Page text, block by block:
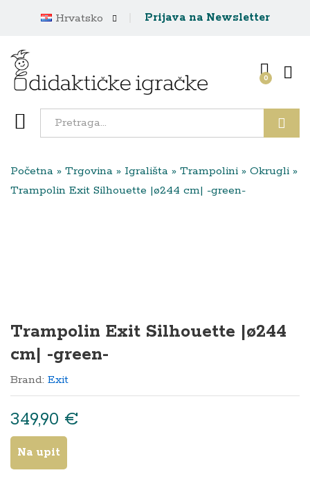
Hrvatsko Prijava na Newsletter
0
Početna » Trgovina » Igrališta » Trampolini » Okrugli »
Trampolin Exit Silhouette |ø244 cm| -green-
Trampolin Exit Silhouette |ø244
cm| -green-
Brand: Exit
349,90 €
Na upit